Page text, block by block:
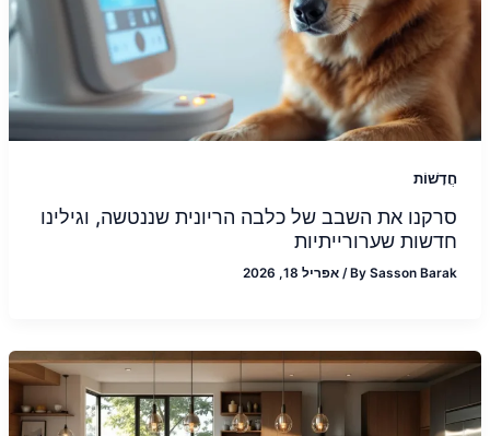
חֲדָשׁוֹת
סרקנו את השבב של כלבה הריונית שננטשה, וגילינו
חדשות שערורייתיות
BySasson Barak
/ אפריל 18, 2026